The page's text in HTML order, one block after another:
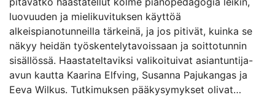
luovuuden ja mielikuvituksen käyttöä
alkeispianotunneilla tärkeinä, ja jos pitivät, kuinka se
näkyy heidän työskentelytavoissaan ja soittotunnin
sisällössä. Haastateltaviksi valikoituivat asiantuntija-
avun kautta Kaarina Elfving, Susanna Pajukangas ja
Eeva Wilkus. Tutkimuksen pääkysymykset olivat